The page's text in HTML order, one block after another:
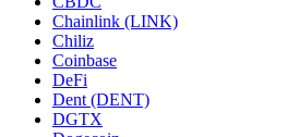
Chainlink (LINK)
Chiliz
Coinbase
DeFi
Dent (DENT)
DGTX